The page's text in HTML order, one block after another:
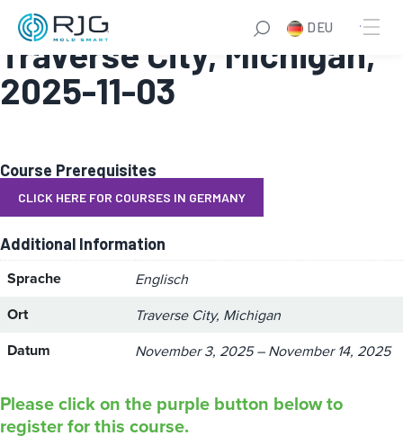
DEU
Master Molder® II:
Traverse City, Michigan,
2025-11-03
Course Prerequisites
CLICK HERE FOR COURSES IN GERMANY
Additional Information
Sprache Englisch
Ort Traverse City, Michigan
Datum November 3, 2025 – November 14, 2025
Please click on the purple button below to
register for this course.